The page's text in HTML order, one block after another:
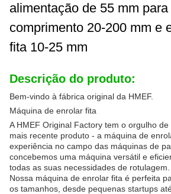
alimentação de 55 mm
comprimento 20-200 mm e
fita 10-25 mm
Descrição do produto:
Bem-vindo à fábrica original da HMEF.
Máquina de enrolar fita
A HMEF Original Factory tem o orgulho
mais recente produto - a máquina de
experiência no campo das máquinas de
concebemos uma máquina versátil e
todas as suas necessidades de rotulagem.
Nossa máquina de enrolar fita é perfeita
os tamanhos, desde pequenas startups